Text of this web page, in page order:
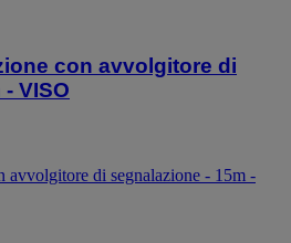
con avvolgitore di
VISO
avvolgitore di segnalazione - 15m -